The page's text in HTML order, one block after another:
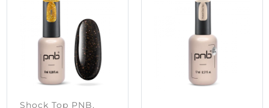
Shock Top PNB,